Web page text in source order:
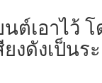
ต์เอาไว้
งดังเป็นร